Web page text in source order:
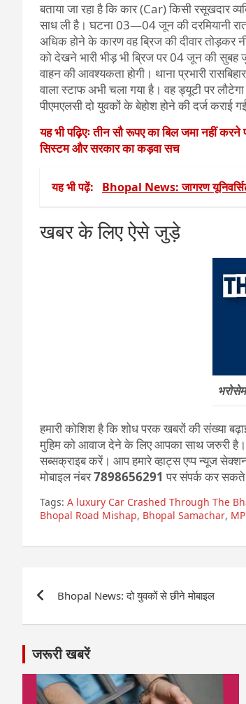
बताया जा रहा है कि कार (Car) किसी रसूखदार
साध ली है। घटना 03—04 जून की दरमियानी
अधिक होने के कारण वह ब्रिज की दीवार तोड़कर
को देखने भारी भीड़ भी ब्रिज पर 04 जून की सुबह
वाहन की आवश्यकता होगी। थाना प्रभारी
वाला स्टाफ अभी चला गया है। वह ड्यूटी पर
पीएमएलसी दो युवकों के बेहोश होने की दर्ज कराई
यह भी पढ़िएः तीन सौ रूपए का बिल जमा नहीं
सिस्टम और सरकार का कड़वा सच
यह भी पढ़ें: Bhopal News: जागरण
खबर के लिए ऐसे जुड़े
हमारी कोशिश है कि शोध परक खबरों की संख्या
मुहिम को आवाज देने के लिए आपका साथ जरुरी है।
सब्सक्राइब करें। आप हमारे व्हाट्स एप्प न्यूज
मोबाइल नंबर7898656291 पर संपर्क कर
Tags: A luxury Car Crashed Through The
Bhopal Road Mishap, Bhopal Samachar,
navigation
Bhopal News: दो युवकों से छीने मोबाइल
जरूरी खबरें